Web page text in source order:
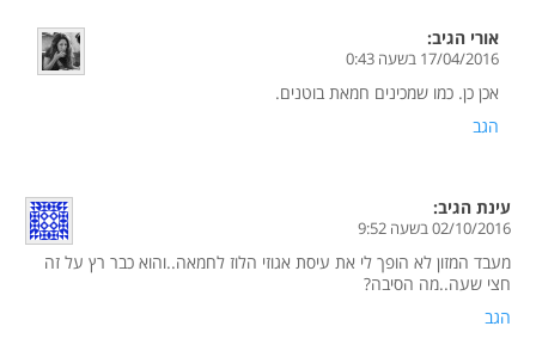
אורי הגיב:
17/04/2016 בשעה 0:43
אכן כן. כמו שמכינים חמאת בוטנים.
הגב
עינת הגיב:
02/10/2016 בשעה 9:52
מעבד המזון לא הופך לי את עיסת אגוזי הלוז לחמאה..והוא כבר רץ על זה
חצי שעה..מה הסיבה?
הגב